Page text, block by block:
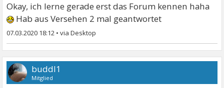
Okay, ich lerne gerade erst das Forum kennen haha
Hab aus Versehen 2 mal geantwortet
07.03.2020 18:12 •
buddl1
Mitglied